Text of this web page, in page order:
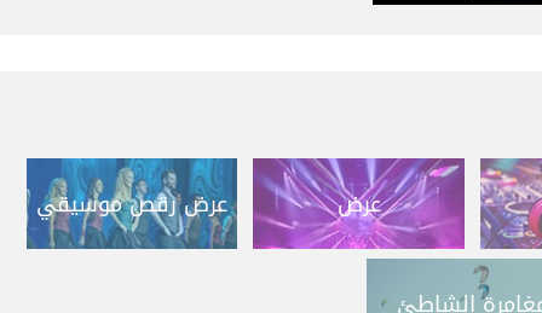
عرض عرض رقص موسيقي
الشاطئ